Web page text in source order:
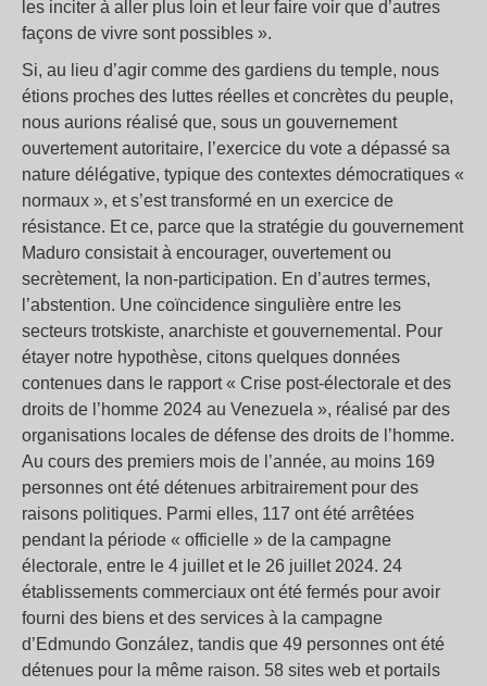
les inciter à aller plus loin et leur faire voir que d’autres
façons de vivre sont possibles ».
Si, au lieu d’agir comme des gardiens du temple, nous
étions proches des luttes réelles et concrètes du peuple,
nous aurions réalisé que, sous un gouvernement
ouvertement autoritaire, l’exercice du vote a dépassé sa
nature délégative, typique des contextes démocratiques «
normaux », et s’est transformé en un exercice de
résistance. Et ce, parce que la stratégie du gouvernement
Maduro consistait à encourager, ouvertement ou
secrètement, la non-participation. En d’autres termes,
l’abstention. Une coïncidence singulière entre les
secteurs trotskiste, anarchiste et gouvernemental. Pour
étayer notre hypothèse, citons quelques données
contenues dans le rapport « Crise post-électorale et des
droits de l’homme 2024 au Venezuela », réalisé par des
organisations locales de défense des droits de l’homme.
Au cours des premiers mois de l’année, au moins 169
personnes ont été détenues arbitrairement pour des
raisons politiques. Parmi elles, 117 ont été arrêtées
pendant la période « officielle » de la campagne
électorale, entre le 4 juillet et le 26 juillet 2024. 24
établissements commerciaux ont été fermés pour avoir
fourni des biens et des services à la campagne
d’Edmundo González, tandis que 49 personnes ont été
détenues pour la même raison. 58 sites web et portails